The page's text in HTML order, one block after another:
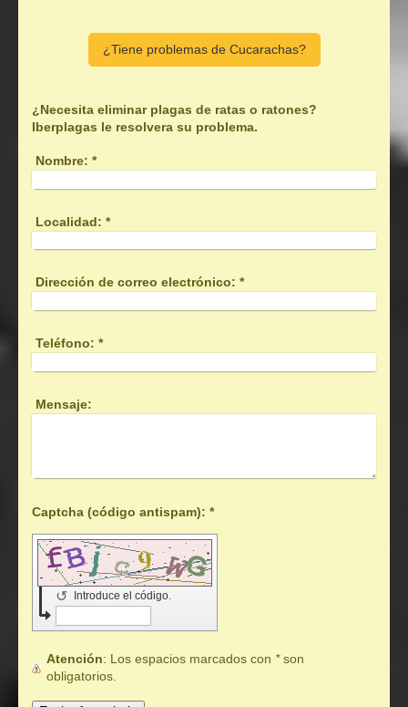
¿Tiene problemas de Cucarachas?
¿Necesita eliminar plagas de ratas o ratones?
Iberplagas le resolvera su problema.
Nombre: *
Localidad: *
Dirección de correo electrónico: *
Teléfono: *
Mensaje:
Captcha (código antispam): *
Introduce el código.
↺
Atención : Los espacios marcados con *son
obligatorios.